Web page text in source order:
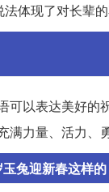
体现了对长辈的
可以表达美好
力量、活力、
兔迎新春这样的